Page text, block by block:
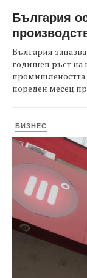
България
България
годишен ръст на
промишлеността
пореден месец
БИЗНЕС